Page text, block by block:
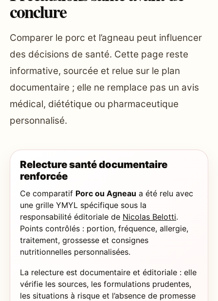
conclure
Comparer le porc et l’agneau peut influencer
des décisions de santé. Cette page reste
informative, sourcée et relue sur le plan
documentaire ; elle ne remplace pas un avis
médical, diététique ou pharmaceutique
personnalisé.
Relecture santé documentaire
renforcée
Ce comparatif Porc ou Agneau a été relu avec
une grille YMYL spécifique sous la
responsabilité éditoriale de Nicolas Belotti.
Points contrôlés : portion, fréquence, allergie,
traitement, grossesse et consignes
nutritionnelles personnalisées.
La relecture est documentaire et éditoriale : elle
vérifie les sources, les formulations prudentes,
les situations à risque et l’absence de promesse